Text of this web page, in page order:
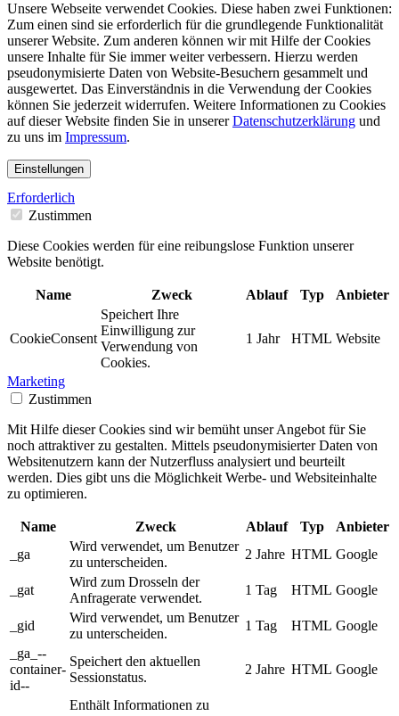
Unsere Webseite verwendet Cookies. Diese haben zwei Funktionen:
Zum einen sind sie erforderlich für die grundlegende Funktionalität
unserer Website. Zum anderen können wir mit Hilfe der Cookies
unsere Inhalte für Sie immer weiter verbessern. Hierzu werden
pseudonymisierte Daten von Website-Besuchern gesammelt und
ausgewertet. Das Einverständnis in die Verwendung der Cookies
können Sie jederzeit widerrufen. Weitere Informationen zu Cookies
auf dieser Website finden Sie in unsererDatenschutzerklärung und
zu uns im Impressum.
Einstellungen
Erforderlich
Zustimmen
Diese Cookies werden für eine reibungslose Funktion unserer
Website benötigt.
Name Zweck Ablauf Typ Anbieter
CookieConsent
Speichert Ihre
Einwilligung zur
Verwendung von
Cookies.
1 Jahr HTML Website
Marketing
Zustimmen
Mit Hilfe dieser Cookies sind wir bemüht unser Angebot für Sie
noch attraktiver zu gestalten. Mittels pseudonymisierter Daten von
Websitenutzern kann der Nutzerfluss analysiert und beurteilt
werden. Dies gibt uns die Möglichkeit Werbe- und Websiteinhalte
zu optimieren.
Name Zweck Ablauf Typ
Anbieter
_ga
Wird verwendet, um Benutzer
zu unterscheiden.
2 Jahre HTML Google
_gat
Wird zum Drosseln der
Anfragerate verwendet.
1 Tag HTML Google
_gid
Wird verwendet, um Benutzer
zu unterscheiden.
1 Tag HTML Google
_ga_--
container-
id--
Speichert den aktuellen
Sessionstatus.
2 Jahre HTML Google
Enthält Informationen zu